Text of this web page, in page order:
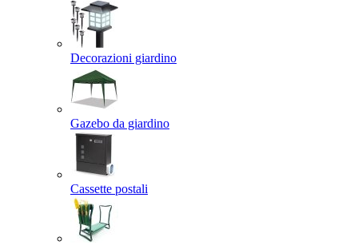
Decorazioni giardino
Gazebo da giardino
Cassette postali